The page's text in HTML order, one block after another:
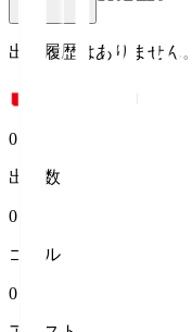
出場履歴はありません。
0
出場数
0
ゴール
0